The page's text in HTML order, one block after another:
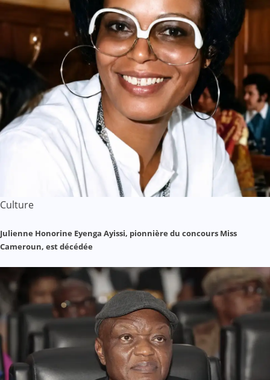
Culture
Julienne Honorine Eyenga Ayissi, pionnière du concours Miss
Cameroun, est décédée